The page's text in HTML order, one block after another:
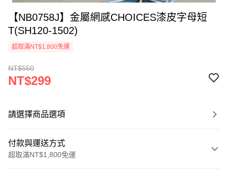
【NB0758J】金屬網感CHOICES漆皮字母短
T(SH120-1502)
超取滿NT$1,800免運
NT$550
NT$299
請選擇商品選項
付款與運送方式
超取滿NT$1,800免運